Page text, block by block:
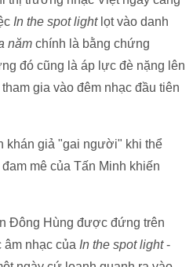
In the spot lightlọt vào danh
năm chính là bằng chứng
đó cũng là áp lực đè nặng lên
gia vào đêm nhạc đầu tiên
khán giả "gai người" khi thể
mê của Tấn Minh khiến
Đông Hùng được đứng trên
âm nhạc của In the spot light-